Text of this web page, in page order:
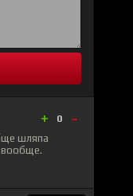
+ 0 -
шляпа
вообще.